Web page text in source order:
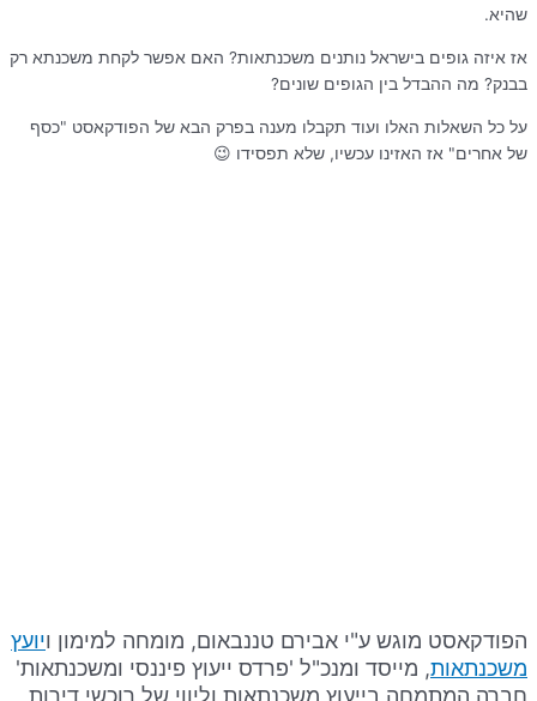
שהיא.
אז איזה גופים בישראל נותנים משכנתאות? האם אפשר לקחת משכנתא רק
בבנק? מה ההבדל בין הגופים שונים?
על כל השאלות האלו ועוד תקבלו מענה בפרק הבא של הפודקאסט "כסף
של אחרים" אז האזינו עכשיו, שלא תפסידו 😉
הפודקאסט מוגש ע"י אבירם טננבאום, מומחה למימון ויועץ
משכנתאות, מייסד ומנכ"ל 'פרדס ייעוץ פיננסי ומשכנתאות'
חברה המתמחה בייעוץ משכנתאות וליווי של רוכשי דירות